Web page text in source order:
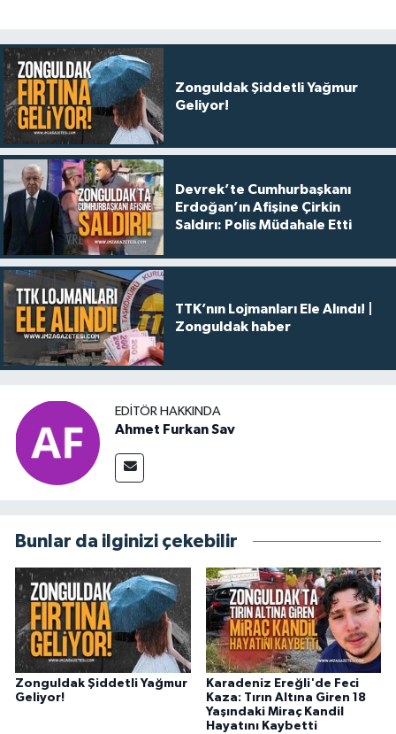
Zonguldak Şiddetli Yağmur
Geliyor!
Devrek’te Cumhurbaşkanı
Erdoğan’ın Afişine Çirkin
Saldırı: Polis Müdahale Etti
TTK’nın Lojmanları Ele Alındı! |
Zonguldak haber
EDITÖR HAKKINDA
Ahmet Furkan Sav
Bunlar da ilginizi çekebilir
Zonguldak Şiddetli Yağmur
Geliyor!
Karadeniz Ereğli'de Feci
Kaza: Tırın Altına Giren 18
Yaşındaki Miraç Kandil
Hayatını Kaybetti